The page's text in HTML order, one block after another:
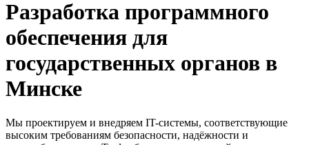
Разработка программного
обеспечения для
государственных органов в
Минске
Мы проектируем и внедряем IT-системы, соответствующие
высоким требованиям безопасности, надёжности и